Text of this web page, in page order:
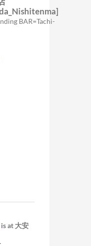
BAR=Tachi-
is at 大安